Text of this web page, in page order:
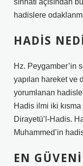
sıhhati açısından
hadislere
HADIS
Hz. Peygamber’in
yapılan hareket ve
yorumlanan
Hadis ilmi iki kısma
Dirayetü’l-Hadis.
Muhammed’in
EN